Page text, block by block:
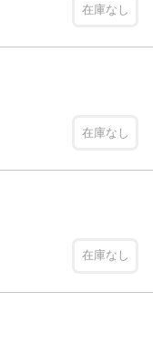
在庫なし
在庫なし
在庫なし